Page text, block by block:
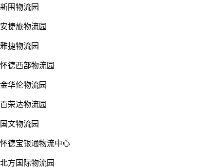
新围物流园
安捷旅物流园
雅捷物流园
怀德西部物流园
金华伦物流园
百荣达物流园
国文物流园
怀德宝银通物流中心
北方国际物流园